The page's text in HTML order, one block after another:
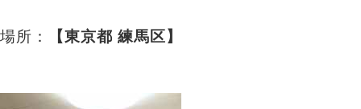
場所： 【東京都 練馬区】